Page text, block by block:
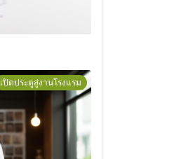
เปิดประตูสู่งานโรงแรม